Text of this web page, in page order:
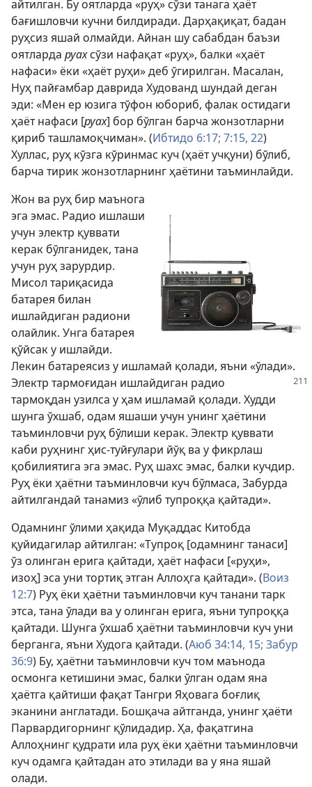
айтилган. Бу оятларда «руҳ» сўзи танага ҳаёт
бағишловчи кучни билдиради. Дарҳақиқат, бадан
руҳсиз яшай олмайди. Айнан шу сабабдан баъзи
оятларда руахсўзи нафақат «руҳ», балки «ҳаёт
нафаси» ёки «ҳаёт руҳи» деб ўгирилган. Масалан,
Нуҳ пайғамбар даврида Худованд шундай деган
эди: «Мен ер юзига тўфон юбориб, фалак остидаги
ҳаёт нафаси [руах] бор бўлган барча жонзотларни
қириб ташламоқчиман». (Ибтидо 6:17; 7:15, 22)
Хуллас, руҳ кўзга кўринмас куч (ҳаёт учқуни) бўлиб,
барча тирик жонзотларнинг ҳаётини таъминлайди.
Жон ва руҳ бир маънога
эга эмас. Радио ишлаши
учун электр қуввати
керак бўлганидек, тана
учун руҳ зарурдир.
Мисол тариқасида
батарея билан
ишлайдиган радиони
олайлик. Унга батарея
қўйсак у ишлайди.
Лекин батареясиз у ишламай қолади, яъни «ўлади».
Электр тармоғидан ишлайдиган радио
тармоқдан узилса у ҳам ишламай қолади. Худди
шунга ўхшаб, одам яшаши учун унинг ҳаётини
таъминловчи руҳ бўлиши керак. Электр қуввати
каби руҳнинг ҳис-туйғулари йўқ ва у фикрлаш
қобилиятига эга эмас. Руҳ шахс эмас, балки кучдир.
Руҳ ёки ҳаётни таъминловчи куч бўлмаса, Забурда
айтилгандай танамиз «ўлиб тупроққа қайтади».
Одамнинг ўлими ҳақида Муқаддас Китобда
қуйидагилар айтилган: «Тупроқ [одамнинг танаси]
ўз олинган ерига қайтади, ҳаёт нафаси [«руҳи»,
изоҳ] эса уни тортиқ этган Аллоҳга қайтади». (Воиз
12:7) Руҳ ёки ҳаётни таъминловчи куч танани тарк
этса, тана ўлади ва у олинган ерига, яъни тупроққа
қайтади. Шунга ўхшаб ҳаётни таъминловчи куч уни
берганга, яъни Худога қайтади. (Аюб 34:14, 15; Забур
36:9) Бу, ҳаётни таъминловчи куч том маънода
осмонга кетишини эмас, балки ўлган одам яна
ҳаётга қайтиши фақат Тангри Яҳовага боғлиқ
эканини англатади. Бошқача айтганда, унинг ҳаёти
Парвардигорнинг қўлидадир. Ҳа, фақатгина
Аллоҳнинг қудрати ила руҳ ёки ҳаётни таъминловчи
куч одамга қайтадан ато этилади ва у яна яшай
олади.